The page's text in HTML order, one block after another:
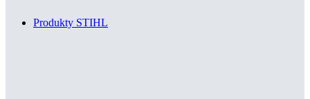
Produkty STIHL